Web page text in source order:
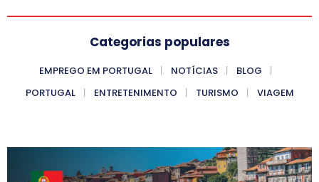
Categorias populares
EMPREGO EM PORTUGAL NOTÍCIAS
BLOG
PORTUGAL
ENTRETENIMENTO TURISMO VIAGEM